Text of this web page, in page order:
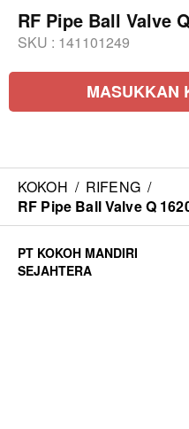
RF Pipe Ball Valve
SKU : 141101249
MASUKKAN
KOKOH / RIFENG /
RF Pipe Ball Valve Q